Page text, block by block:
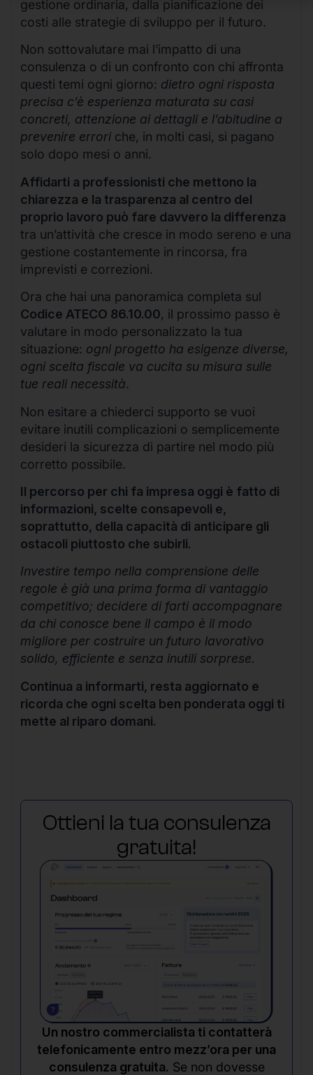
gestione ordinaria, dalla pianificazione dei
costi alle strategie di sviluppo per il futuro.
Non sottovalutare mai l’impatto di una
consulenza o di un confronto con chi affronta
questi temi ogni giorno: dietro ogni risposta
precisa c’è esperienza maturata su casi
concreti, attenzione ai dettagli e l’abitudine a
prevenire errori che, in molti casi, si pagano
solo dopo mesi o anni.
Affidarti a professionisti che mettono la
chiarezza e la trasparenza al centro del
proprio lavoro può fare davvero la differenza
tra un’attività che cresce in modo sereno e una
gestione costantemente in rincorsa, fra
imprevisti e correzioni.
Ora che hai una panoramica completa sul
Codice ATECO 86.10.00, il prossimo passo è
valutare in modo personalizzato la tua
situazione: ogni progetto ha esigenze diverse,
ogni scelta fiscale va cucita su misura sulle
tue reali necessità.
Non esitare a chiederci supporto se vuoi
evitare inutili complicazioni o semplicemente
desideri la sicurezza di partire nel modo più
corretto possibile.
Il percorso per chi fa impresa oggi è fatto di
informazioni, scelte consapevoli e,
soprattutto, della capacità di anticipare gli
ostacoli piuttosto che subirli.
Investire tempo nella comprensione delle
regole è già una prima forma di vantaggio
competitivo; decidere di farti accompagnare
da chi conosce bene il campo è il modo
migliore per costruire un futuro lavorativo
solido, efficiente e senza inutili sorprese.
Continua a informarti, resta aggiornato e
ricorda che ogni scelta ben ponderata oggi ti
mette al riparo domani.
Ottieni la tua consulenza
gratuita!
Un nostro commercialista ti contatterà
telefonicamente entro mezz’ora per una
consulenza gratuita. Se non dovesse